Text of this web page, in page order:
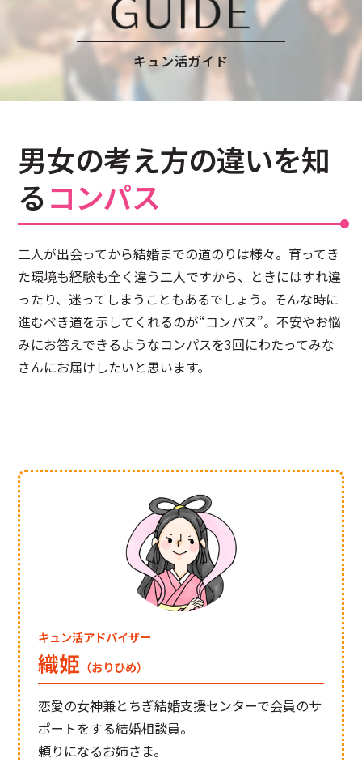
よくあるご質問
注意事項
よくあるご質問
DATING SUPPORT
アーカイブ センターからのお知らせ
キュン活ガイド
男女の考え方の違いを知
るコンパス
二人が出会ってから結婚までの道のりは様々。育ってき
た環境も経験も全く違う二人ですから、ときにはすれ違
ったり、迷ってしまうこともあるでしょう。 そんな時に
進むべき道を示してくれるのが“コンパス”。不安やお悩
みにお答えできるようなコンパスを3回にわたってみな
さんにお届けしたいと思います。
キュン活アドバイザー
織姫 （おりひめ）
恋愛の女神兼とちぎ結婚支援センターで会員のサ
ポートをする結婚相談員。
頼りになるお姉さま。